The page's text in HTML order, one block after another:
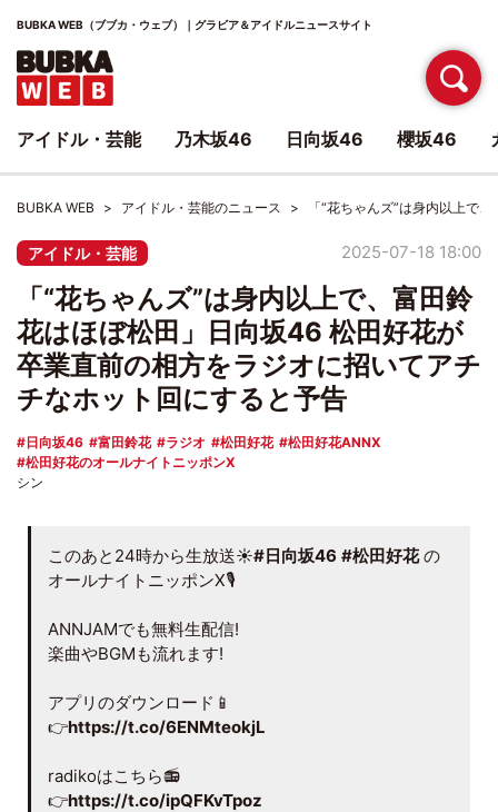
BUBKA WEB（ブブカ・ウェブ）｜グラビア＆アイドルニュースサイト
BUBKA WEB アイドル・芸能のニュース 「“花ちゃんズ”は身内以上で
アイドル・芸能 2025-07-18 18:00
「“花ちゃんズ”は身内以上で、富田鈴
花はほぼ松田」日向坂46 松田好花が
卒業直前の相方をラジオに招いてアチ
チなホット回にすると予告
日向坂46 富田鈴花 ラジオ 松田好花
松田好花ANNX
松田好花のオールナイトニッポンX
シン
このあと24時から生放送☀️#日向坂46 #松田好花の
オールナイトニッポンX🎙️
ANNJAMでも無料生配信!
楽曲やBGMも流れます!
アプリのダウンロード📱
👉https://t.co/6ENMteokjL
radikoはこちら📻
👉https://t.co/ipQFKvTpoz
アイドル・芸能 乃木坂46 日向坂46 櫻坂46